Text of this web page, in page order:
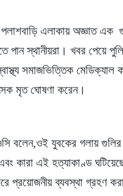
পলাশবাড়ি এলাকায় অজ্ঞাত এক
পান স্থানীয়রা। খবর পেয়ে
সমাজভিত্তিক মেডিক্যাল
মৃত ঘোষণা করেন।
বলেন,ওই যুবকের গলায় গুলির
কারা এই হত্যাকাণ্ড
প্রয়োজনীয় ব্যবস্থা গ্রহণ